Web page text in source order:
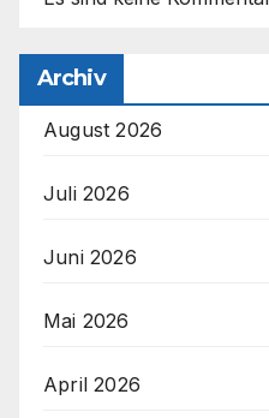
Archiv
August 2026
Juli 2026
Juni 2026
Mai 2026
April 2026